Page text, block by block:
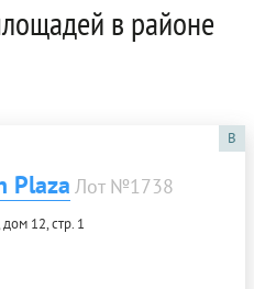
в районе
B
Plaza Лот №1738
12, стр. 1